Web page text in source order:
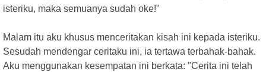
isteriku, maka semuanya sudah oke!"
Malam itu aku khusus menceritakan kisah ini kepada isteriku.
Sesudah mendengar ceritaku ini, ia tertawa terbahak-bahak.
Aku menggunakan kesempatan ini berkata: "Cerita ini telah